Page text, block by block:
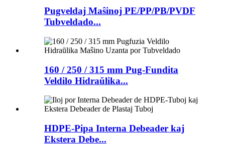
Pugveldaj Maŝinoj PE/PP/PB/PVDF
Tubveldado...
160 / 250 / 315 mm Pug-Fundita
Veldilo Hidraŭlika...
HDPE-Pipa Interna Debeader kaj
Ekstera Debe...